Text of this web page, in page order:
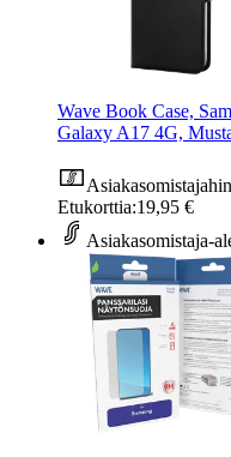
Wave Book Case,
Galaxy A17 4G,
Etukorttia:19,95 €
Asiakasomistaja-